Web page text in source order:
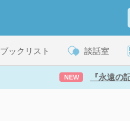
ブックリスト 談話室
NEW 『永遠の